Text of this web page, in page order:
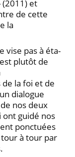
(2011) et
de cette
la
vise pas à éta­
plutôt de
la foi et de
dialogue
nos deux
ont guidé nos
ponctuées
à tour par